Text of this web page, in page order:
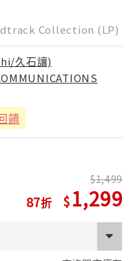
Collection (LP)
久石讓)
饋
87
1,499
1,299